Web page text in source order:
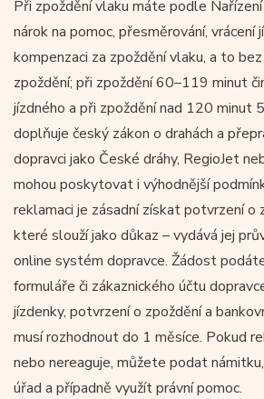
Při zpoždění vlaku máte podle
nárok na pomoc, přesměrování, vrácení
kompenzaci za zpoždění vlaku, a to
zpoždění; při zpoždění 60–119 minut
jízdného a při zpoždění nad 120 minut
doplňuje český zákon o drahách a
dopravci jako České dráhy, RegioJet
mohou poskytovat i výhodnější
reklamaci je zásadní získat potvrzení o
které slouží jako důkaz – vydává jej
online systém dopravce. Žádost
formuláře či zákaznického účtu
jízdenky, potvrzení o zpoždění a
musí rozhodnout do 1 měsíce. Pokud
nebo nereaguje, můžete podat
úřad a případně využít právní pomoc.